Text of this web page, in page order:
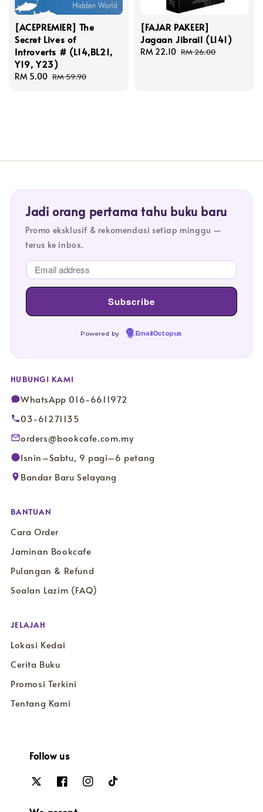
[ACEPREMIER] The
Secret Lives of
Introverts # (L14,BL21,
Y19, Y23)
Sale
RM 5.00 Regular
RM 59.90
[FAJAR PAKEER]
Jagaan Jibrail (L141)
Sale
RM 22.10 Regular
RM 26.00
Jadi orang pertama tahu buku baru
Promo eksklusif & rekomendasi setiap minggu —
terus ke inbox.
Powered by EmailOctopus
HUBUNGI KAMI
WhatsApp 016-6611972
03-61271135
orders@bookcafe.com.my
Isnin–Sabtu, 9 pagi–6 petang
Bandar Baru Selayang
BANTUAN
Cara Order
Jaminan Bookcafe
Pulangan & Refund
Soalan Lazim (FAQ)
JELAJAH
Lokasi Kedai
Cerita Buku
Promosi Terkini
Tentang Kami
Follow us